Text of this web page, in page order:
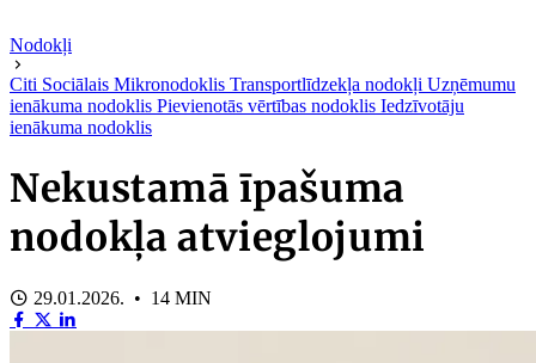
Nodokļi
Citi Sociālais Mikronodoklis Transportlīdzekļa nodokļi Uzņēmumu
ienākuma nodoklis Pievienotās vērtības nodoklis Iedzīvotāju
ienākuma nodoklis
Nekustamā īpašuma
nodokļa atvieglojumi
29.01.2026. • 14 MIN